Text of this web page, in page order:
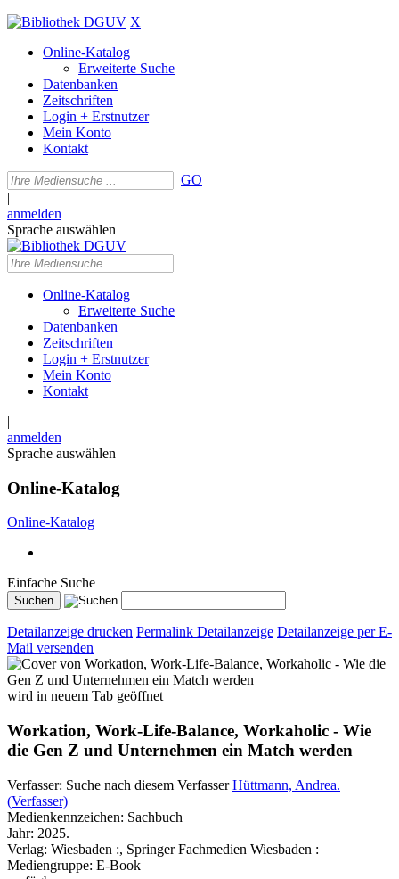
X
Online-Katalog
Erweiterte Suche
Datenbanken
Zeitschriften
Login + Erstnutzer
Mein Konto
Kontakt
GO
|
anmelden
Sprache auswählen
Online-Katalog
Erweiterte Suche
Datenbanken
Zeitschriften
Login + Erstnutzer
Mein Konto
Kontakt
|
anmelden
Sprache auswählen
Online-Katalog
Online-Katalog
Einfache Suche
Detailanzeige drucken Permalink Detailanzeige Detailanzeige per E-
Mail versenden
wird in neuem Tab geöffnet
Workation, Work-Life-Balance, Workaholic - Wie
die Gen Z und Unternehmen ein Match werden
Verfasser: Suche nach diesem Verfasser Hüttmann, Andrea.
(Verfasser)
Medienkennzeichen: Sachbuch
Jahr: 2025.
Verlag: Wiesbaden :, Springer Fachmedien Wiesbaden :
Mediengruppe: E-Book